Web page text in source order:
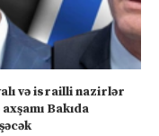
və israilli nazirlər
Bakıda